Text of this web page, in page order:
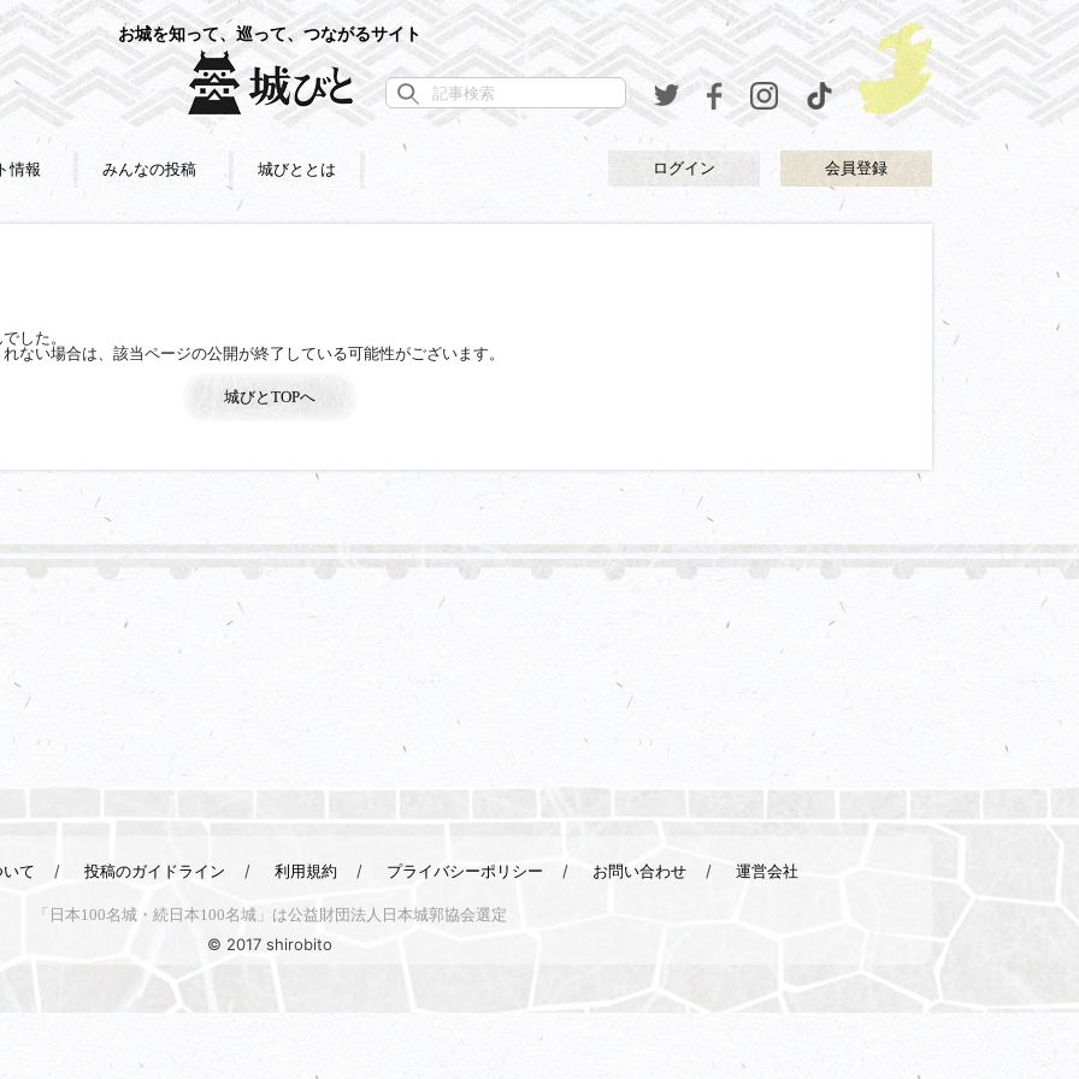
お城を知って、巡って、つながるサイト
情報 みんなの投稿 城びととは ログイン 会員登録
した。
ない場合は、該当ページの公開が終了している可能性がございます。
城びとTOPへ
て 投稿のガイドライン 利用規約 プライバシーポリシー お問い合わせ 運営会社
「日本100名城・続日本100名城」は公益財団法人日本城郭協会選定
© 2017 shirobito